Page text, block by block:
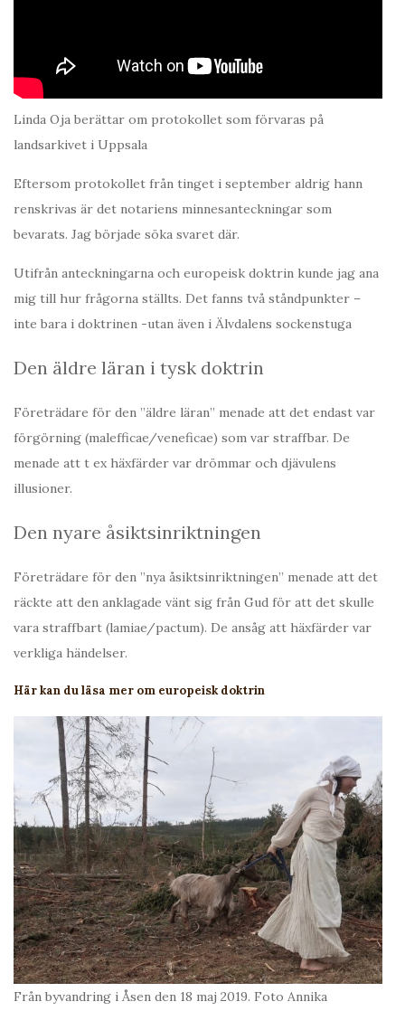
Linda Oja berättar om protokollet som förvaras på
landsarkivet i Uppsala
Eftersom protokollet från tinget i september aldrig hann
renskrivas är det notariens minnesanteckningar som
bevarats. Jag började söka svaret där.
Utifrån anteckningarna och europeisk doktrin kunde jag ana
mig till hur frågorna ställts. Det fanns två ståndpunkter –
inte bara i doktrinen -utan även i Älvdalens sockenstuga
Den äldre läran i tysk doktrin
Företrädare för den ”äldre läran” menade att det endast var
förgörning (malefficae/veneficae) som var straffbar. De
menade att t ex häxfärder var drömmar och djävulens
illusioner.
Den nyare åsiktsinriktningen
Företrädare för den ”nya åsiktsinriktningen” menade att det
räckte att den anklagade vänt sig från Gud för att det skulle
vara straffbart (lamiae/pactum). De ansåg att häxfärder var
verkliga händelser.
Här kan du läsa mer om europeisk doktrin
Från byvandring i Åsen den 18 maj 2019. Foto Annika